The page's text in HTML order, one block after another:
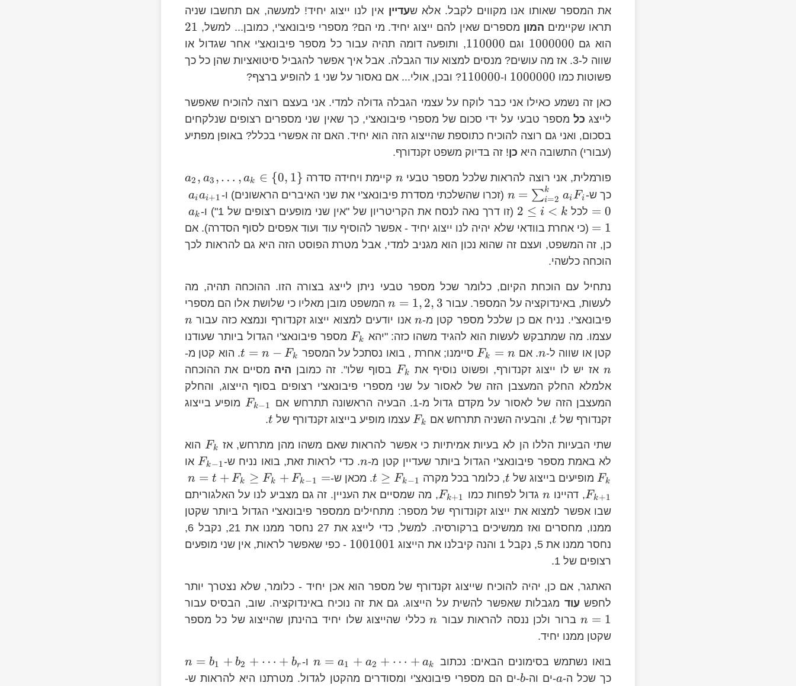
את המספר שאותו אנו מקווים לקבל. אלא שעדיין אין לנו ייצוג יחיד! למעשה, אם תחשבו שניה
תראו שקיימים המון מספרים שאין להם ייצוג יחיד. מי הם? מספרי פיבונאצ'י, כמובן... למשל, 21
הוא גם 1000000 1000000 וגם 110000 110000, ותופעה דומה תהיה עבור כל מספר פיבונאצ'י אחר שגדול או
שווה ל-3. אז מה עושים? מנסים למצוא עוד הגבלה. אבל איך אפשר להגביל סיטואציות שהן כל כך
פשוטות כמו
1000000 1000000 ו- 110000 110000? ובכן, אולי... אם נאסור על שני 1 להופיע ברצף?
כאן זה נשמע כאילו אני כבר לוקח על עצמי הגבלה גדולה למדי. אני בעצם רוצה להוכיח שאפשר
לייצג כל מספר טבעי על ידי סכום של מספרי פיבונאצ'י, כך שאין שני מספרים רצופים שנלקחים
בסכום, ואני גם רוצה להוכיח כתוספת שהייצוג הזה הוא יחיד. האם זה אפשרי בכלל? באופן מפתיע
(עבורי) התשובה היא כן! זה בדיוק משפט זקנדורף.
פורמלית, אני רוצה להראות שלכל מספר טבעיn
n קיימת ויחידה סדרה a2 , a3 , … , ak ∈ {0, 1}
כך ש- n=\sum_{i=2}^{k}a_{i}F_{i} n = ∑i=2
k aiFi (זכרו שהשלכתי מסדרת פיבונאצ'י את שני האיברים הראשונים) ו- a_{i}a_{i+1}=0
aiai+1
= 0 לכל
2\le
i<k
2 ≤ i < k (זו דרך נאה לנסח את הקריטריון של "אין שני מופעים רצופים של 1") ו- a_k=1
ak
= 1
(כי אחרת בוודאי שלא יהיה לנו ייצוג יחיד - אפשר להוסיף עוד ועוד אפסים לסוף הסדרה). אם
כן, זה המשפט, ועצם זה שהוא נכון הוא מגניב למדי, אבל מטרת הפוסט הזה היא גם להראות לכך
הוכחה כלשהי.
נתחיל עם הוכחת הקיום, כלומר שכל מספר טבעי ניתן לייצג בצורה הזו. ההוכחה תהיה, מה
לעשות, באינדוקציה על המספר. עבורn=1,2,3
n = 1, 2, 3
המשפט מובן מאליו כי שלושת אלו הם מספרי
פיבונאצ'י. נניח אם כן שלכל מספר קטן מ-
n n אנו יודעים למצוא ייצוג זקנדורף ונמצא כזה עבור n
עצמו. מה שמתבקש לעשות הוא להגיד משהו כזה: "יהא
F_{k}
Fk
מספר פיבונאצ'י הגדול ביותר שעודנו
קטן או שווה ל-
n n. אם F_{k}=n Fk = n סיימנו; אחרת , בואו נסתכל על המספר
t=n-
F_{k}
t = n − Fk . הוא קטן מ-
nאז יש לו ייצוג זקנדורף, ופשוט נוסיף את
F_{k}
Fk בסוף שלו". זה כמובן היה מסיים את ההוכחה
אלמלא החלק המעצבן הזה של לאסור על שני מספרי פיבונאצ'י רצופים בסוף הייצוג, והחלק
המעצבן הזה של לאסור על מקדם גדול מ-1. הבעיה הראשונה תתרחש אם
F_{k-
1}
Fk−1
מופיע בייצוג
זקנדורף של t, והבעיה השניה תתרחש אם F_{k}Fk עצמו מופיע בייצוג זקנדורף של t
t
.
שתי הבעיות הללו הן לא בעיות אמיתיות כי אפשר להראות שאם משהו מהן מתרחש, אז
F_{k}
Fk
הוא
לא באמת מספר פיבונאצ'י הגדול ביותר שעדיין קטן מ-
n
n. כדי לראות זאת, בואו נניח ש-
F_{k-
1}
Fk−1 או
Fk מופיעים בייצוג של t t, כלומר בכל מקרה
t\ge
F_{k-
1}
t ≥ Fk−1 . מכאן ש-
n=t+F_{k}\ge
F_{k}+F_{k-
1}=F_{k+1}
n = t + Fk ≥ Fk + Fk−1 =
Fk+1 , דהיינו n nגדול לפחות כמו F_{k+1} Fk+1
, מה שמסיים את העניין. זה גם מצביע לנו על האלגוריתם
שבו אפשר למצוא את ייצוג זקונדורף של מספר: מתחילים ממספר פיבונאצ'י הגדול ביותר שקטן
ממנו, מחסרים ואז ממשיכים ברקורסיה. למשל, כדי לייצג את 27 נחסר ממנו את 21, נקבל 6,
נחסר ממנו את 5, נקבל 1 והנה קיבלנו את הייצוג
1001001
1001001 - כפי שאפשר לראות, אין שני מופעים
רצופים של 1.
האתגר, אם כן, יהיה להוכיח שייצוג זקנדורף של מספר הוא אכן יחיד - כלומר, שלא נצטרך יותר
לחפשעוד מגבלות שאפשר להשית על הייצוג. גם את זה נוכיח באינדוקציה. שוב, הבסיס עבור
n = 1 ברור ולכן ננסה להראות עבור n nכללי שהייצוג שלו יחיד בהינתן שהייצוג של כל מספר
שקטן ממנו יחיד.
בואו נשתמש בסימונים הבאים: נכתוב
n=a_{1}+a_{2}+\dots+a_{k}
n = a1 + a2 + ⋯ + ak ו- n = b1 + b2 + ⋯ + br
כך שכל ה- a a-ים וה- b b-ים הם מספרי פיבונאצ'י ומסודרים מהקטן לגדול. מטרתנו היא להראות ש-